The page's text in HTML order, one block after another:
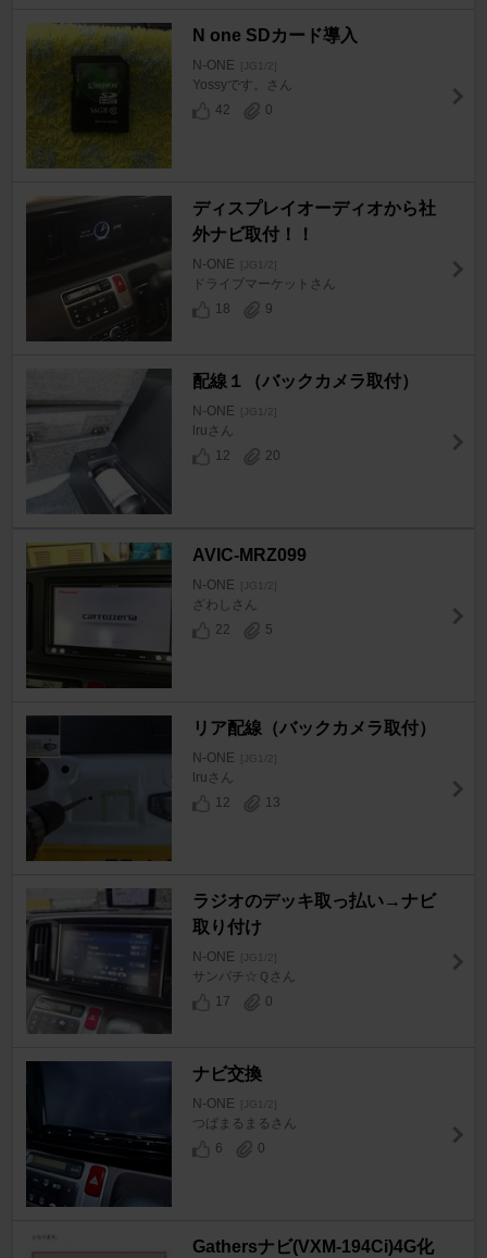
N one SDカード導入
N-ONE [JG1/2]
Yossyです。さん
42
0
ディスプレイオーディオから社
外ナビ取付！！
N-ONE [JG1/2]
ドライブマーケットさん
18
9
配線１（バックカメラ取付）
N-ONE [JG1/2]
lruさん
12
20
AVIC-MRZ099
N-ONE [JG1/2]
ざわしさん
22
5
リア配線（バックカメラ取付）
N-ONE [JG1/2]
lruさん
12
13
ラジオのデッキ取っ払い→ナビ
取り付け
N-ONE [JG1/2]
サンパチ☆Ｑさん
17
0
ナビ交換
N-ONE [JG1/2]
つばまるまるさん
6
0
Gathersナビ(VXM-194Ci)4G化